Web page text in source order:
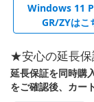
Windows 11
GR/ZYはこ
★安心の延長保
延長保証を同時購
をご確認後、カー